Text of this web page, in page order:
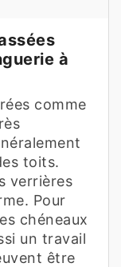
à
comme
toits.
verrières
Pour
chéneaux
un travail
être